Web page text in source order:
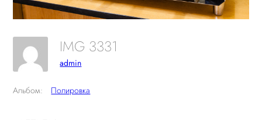
IMG 3331
admin
Альбом: Полировка